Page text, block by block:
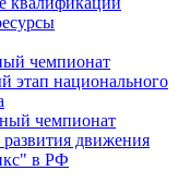
чемпионат
этап национального
чемпионат
движения
в РФ